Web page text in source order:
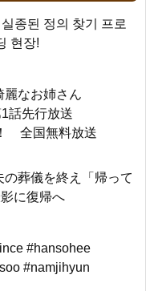
종된 정의 찾기 프로
현장!
麗なお姉さん
話先行放送
全国無料放送
葬儀を終え「帰って
に復帰へ
#hansohee
#namjihyun